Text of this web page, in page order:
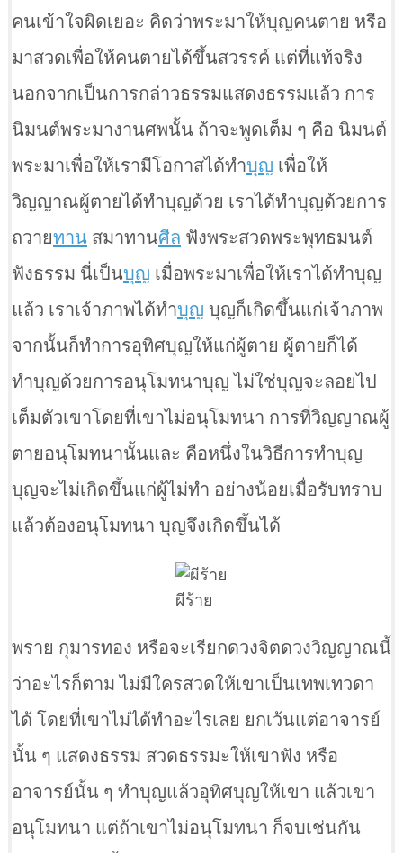
คนเข้าใจผิดเยอะ คิดว่าพระมาให้บุญคนตาย หรือ
มาสวดเพื่อให้คนตายได้ขึ้นสวรรค์ แต่ที่แท้จริง
นอกจากเป็นการกล่าวธรรมแสดงธรรมแล้ว การ
นิมนต์พระมางานศพนั้น ถ้าจะพูดเต็ม ๆ คือ นิมนต์
พระมาเพื่อให้เรามีโอกาสได้ทำบุญ เพื่อให้
วิญญาณผู้ตายได้ทำบุญด้วย เราได้ทำบุญด้วยการ
ถวายทาน สมาทานศีล ฟังพระสวดพระพุทธมนต์
ฟังธรรม นี่เป็นบุญ เมื่อพระมาเพื่อให้เราได้ทำบุญ
แล้ว เราเจ้าภาพได้ทำบุญ บุญก็เกิดขึ้นแก่เจ้าภาพ
จากนั้นก็ทำการอุทิศบุญให้แก่ผู้ตาย ผู้ตายก็ได้
ทำบุญด้วยการอนุโมทนาบุญ ไม่ใช่บุญจะลอยไป
เต็มตัวเขาโดยที่เขาไม่อนุโมทนา การที่วิญญาณผู้
ตายอนุโมทนานั้นและ คือหนึ่งในวิธีการทำบุญ
บุญจะไม่เกิดขึ้นแก่ผู้ไม่ทำ อย่างน้อยเมื่อรับทราบ
แล้วต้องอนุโมทนา บุญจึงเกิดขึ้นได้
ผีร้าย
พราย กุมารทอง หรือจะเรียกดวงจิตดวงวิญญาณนี้
ว่าอะไรก็ตาม ไม่มีใครสวดให้เขาเป็นเทพเทวดา
ได้ โดยที่เขาไม่ได้ทำอะไรเลย ยกเว้นแต่อาจารย์
นั้น ๆ แสดงธรรม สวดธรรมะให้เขาฟัง หรือ
อาจารย์นั้น ๆ ทำบุญแล้วอุทิศบุญให้เขา แล้วเขา
อนุโมทนา แต่ถ้าเขาไม่อนุโมทนา ก็จบเช่นกัน